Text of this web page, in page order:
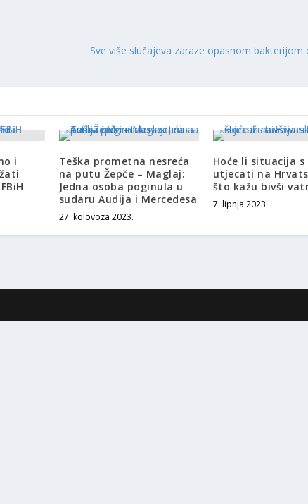
Sve više slučajeva zaraze opasnom
i
Teška prometna nesreća
na putu Žepče – Maglaj:
Jedna osoba poginula u
sudaru Audija i Mercedesa
27. kolovoza 2023.
Hoće li situacija s
utjecati na
što kažu bivši
7. lipnja 2023.